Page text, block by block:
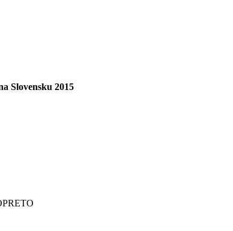
Slovensku 2015